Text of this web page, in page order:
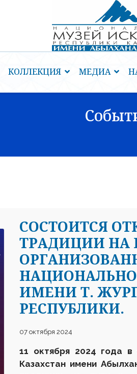
КОЛЛЕКЦИЯ МЕДИА
CОСТОИТСЯ
ТРАДИЦИИ НА
ИМЕНИ Т.
РЕСПУБЛИКИ.
07 октября 2024
11 октября 2024 года в
Казахстан имени